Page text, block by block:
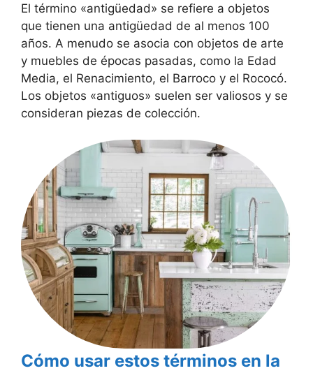
El término «antigüedad» se refiere a objetos
que tienen una antigüedad de al menos 100
años. A menudo se asocia con objetos de arte
y muebles de épocas pasadas, como la Edad
Media, el Renacimiento, el Barroco y el Rococó.
Los objetos «antiguos» suelen ser valiosos y se
consideran piezas de colección.
Cómo usar estos términos en la